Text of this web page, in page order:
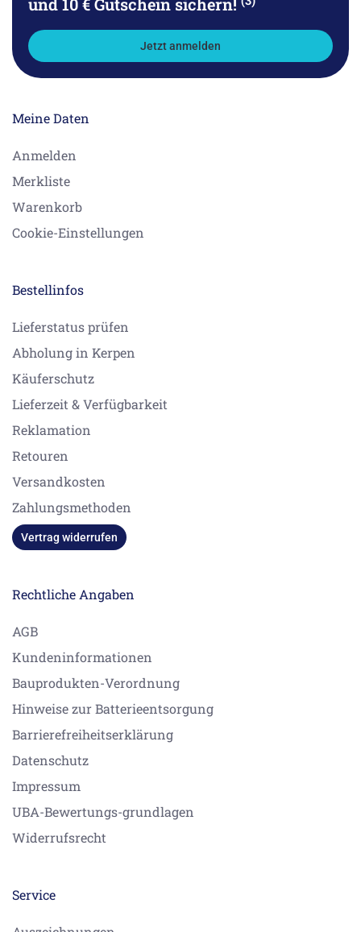
und 10 € Gutschein sichern!
Jetzt anmelden
Meine Daten
Anmelden
Merkliste
Warenkorb
Cookie-Einstellungen
Bestellinfos
Lieferstatus prüfen
Abholung in Kerpen
Käuferschutz
Lieferzeit & Verfügbarkeit
Reklamation
Retouren
Versandkosten
Zahlungsmethoden
Vertrag widerrufen
Rechtliche Angaben
AGB
Kundeninformationen
Bauprodukten-Verordnung
Hinweise zur Batterieentsorgung
Barrierefreiheitserklärung
Datenschutz
Impressum
UBA-Bewertungs-grundlagen
Widerrufsrecht
Service